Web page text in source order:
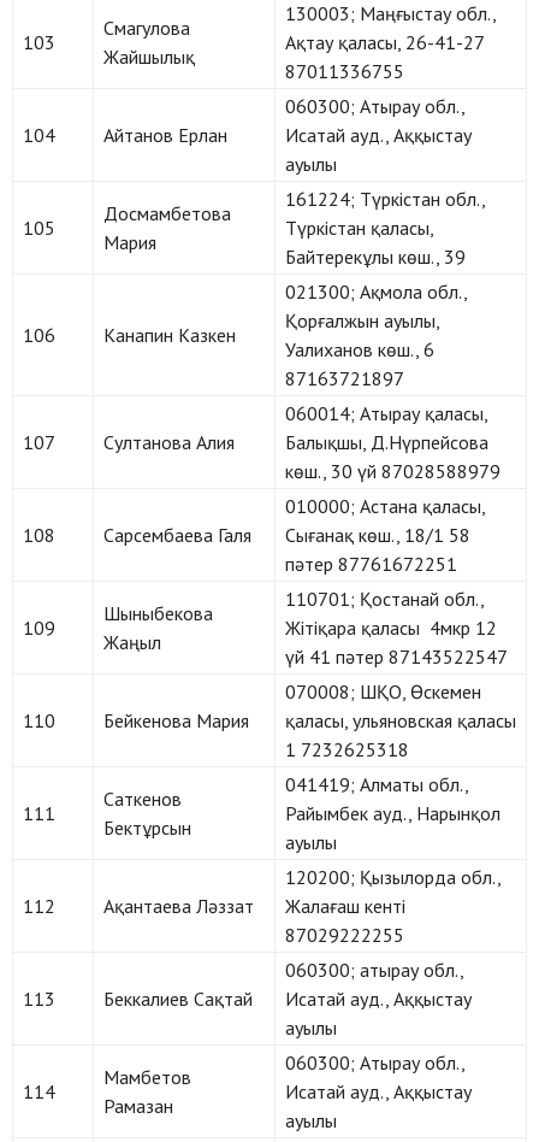
103
Смагулова
Жайшылық
130003; Маңғыстау обл.,
Ақтау қаласы, 26-41-27
87011336755
104 Айтанов Ерлан
060300; Атырау обл.,
Исатай ауд., Аққыстау
ауылы
105
Досмамбетова
Мария
161224; Түркістан обл.,
Түркістан қаласы,
Байтерекұлы көш., 39
106 Канапин Казкен
021300; Ақмола обл.,
Қорғалжын ауылы,
Уалиханов көш., 6
87163721897
107 Султанова Алия
060014; Атырау қаласы,
Балықшы, Д.Нүрпейсова
көш., 30 үй 87028588979
108 Сарсембаева Галя
010000; Астана қаласы,
Сығанақ көш., 18/1 58
пәтер 87761672251
109
Шыныбекова
Жаңыл
110701; Қостанай обл.,
Жітіқара қаласы 4мкр 12
үй 41 пәтер 87143522547
110 Бейкенова Мария
070008; ШҚО, Өскемен
қаласы, ульяновская қаласы
1 7232625318
111
Саткенов
Бектұрсын
041419; Алматы обл.,
Райымбек ауд., Нарынқол
ауылы
112 Ақантаева Ләззат
120200; Қызылорда обл.,
Жалағаш кенті
87029222255
113 Беккалиев Сақтай
060300; атырау обл.,
Исатай ауд., Аққыстау
ауылы
114
Мамбетов
Рамазан
060300; Атырау обл.,
Исатай ауд., Аққыстау
ауылы